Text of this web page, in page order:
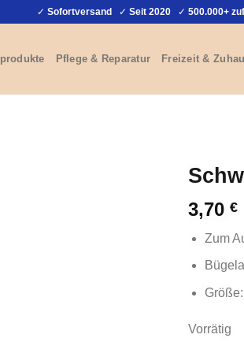
✓ Sofortversand ✓ Seit 2020 ✓ 500.000+
Pflege & Reparatur Freizeit &
3,70 €
Zum
Vorrätig